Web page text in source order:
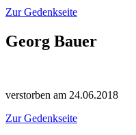
Zur Gedenkseite
Georg Bauer
verstorben am 24.06.2018
Zur Gedenkseite